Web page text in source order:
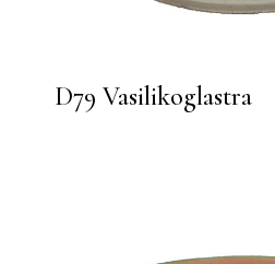
D79 Vasilikoglastra